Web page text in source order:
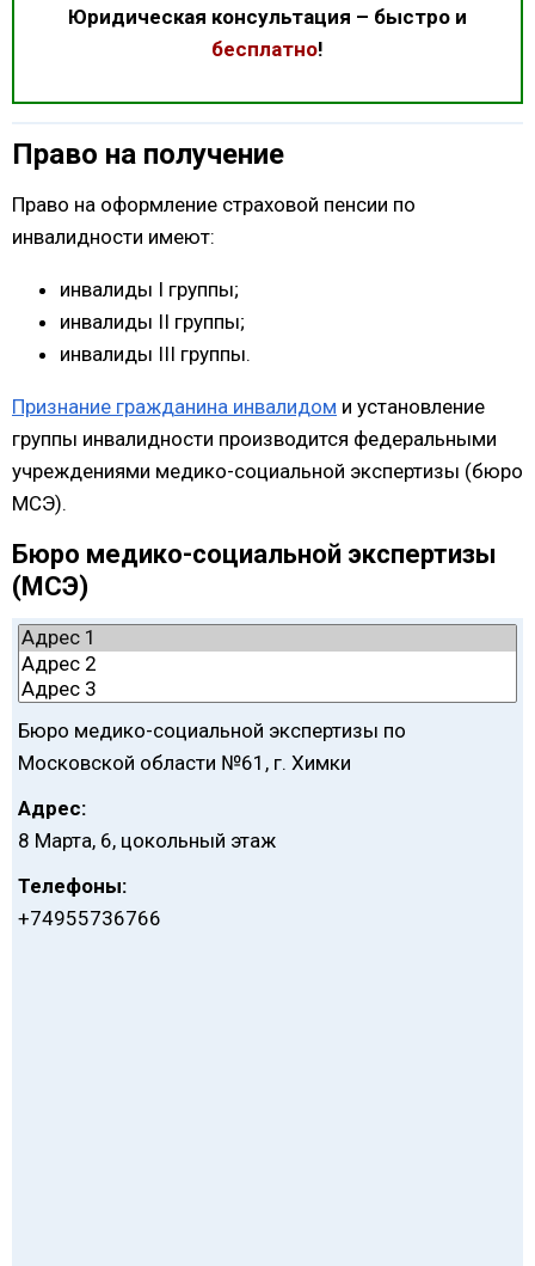
Юридическая консультация – быстро и
бесплатно!
Право на получение
Право на оформление страховой пенсии по
инвалидности имеют:
инвалиды I группы;
инвалиды II группы;
инвалиды III группы.
Признание гражданина инвалидом и установление
группы инвалидности производится федеральными
учреждениями медико-социальной экспертизы (бюро
МСЭ).
Бюро медико-социальной экспертизы
(МСЭ)
Бюро медико-социальной экспертизы по
Московской области №61, г. Химки
Адрес:
8 Марта, 6, цокольный этаж
Телефоны:
+74955736766